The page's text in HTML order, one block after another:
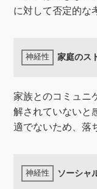
に対して否定的な
家庭のス
家族とのコミュニ
解されていないと
適でないため、落
ソーシャ